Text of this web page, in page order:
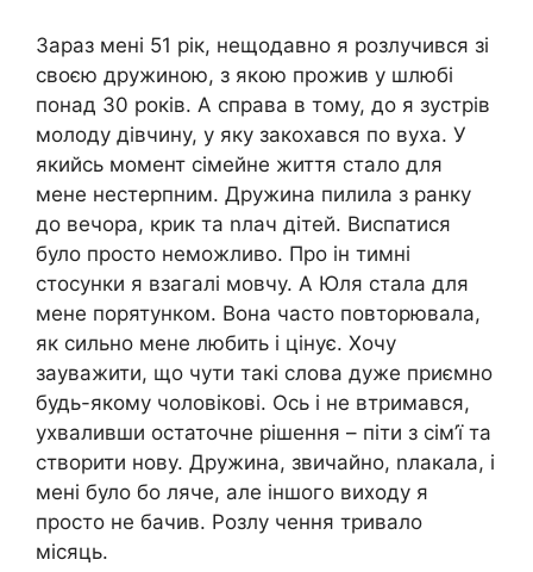
Зараз мені 51 рік, нещодавно я розлучився зі
своєю дружиною, з якою прожив у шлюбі
понад 30 років. А справа в тому, до я зустрів
молоду дівчину, у яку закохався по вуха. У
якийсь момент сімейне життя стало для
мене нестерпним. Дружина пилила з ранку
до вечора, крик та nлач дітей. Виспатися
було просто неможливо. Про ін тимні
стосунки я взагалі мовчу. А Юля стала для
мене порятунком. Вона часто повторювала,
як сильно мене любить і цінує. Хочу
зауважити, що чути такі слова дуже приємно
будь-якому чоловікові. Ось і не втримався,
ухваливши остаточне рішення – піти з сім’ї та
створити нову. Дружина, звичайно, nлакала, і
мені було бо ляче, але іншого виходу я
просто не бачив. Розлу чення тривало
місяць.